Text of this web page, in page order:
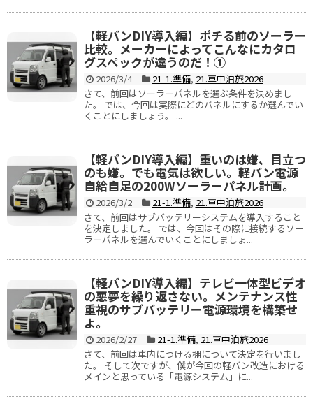
【軽バンDIY導入編】ポチる前のソーラー
比較。メーカーによってこんなにカタロ
グスペックが違うのだ！①
2026/3/4 21-1.準備, 21.車中泊旅2026
さて、前回はソーラーパネルを選ぶ条件を決めまし
た。 では、今回は実際にどのパネルにするか選んでい
くことにしましょう。 ...
【軽バンDIY導入編】重いのは嫌、目立つ
のも嫌。でも電気は欲しい。軽バン電源
自給自足の200Wソーラーパネル計画。
2026/3/2 21-1.準備, 21.車中泊旅2026
さて、前回はサブバッテリーシステムを導入すること
を決定しました。 では、今回はその際に接続するソー
ラーパネルを選んでいくことにしましょ...
【軽バンDIY導入編】テレビ一体型ビデオ
の悪夢を繰り返さない。メンテナンス性
重視のサブバッテリー電源環境を構築せ
よ。
2026/2/27 21-1.準備, 21.車中泊旅2026
さて、前回は車内につける棚について決定を行いまし
た。 そして次ですが、僕が今回の軽バン改造における
メインと思っている「電源システム」に...